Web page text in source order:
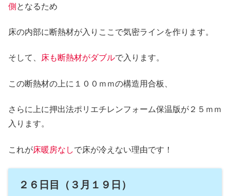
側 となるため
床の内部に断熱材が入りここで気密ラインを作ります。
そして、 床も断熱材がダブルで入ります。
この断熱材の上に１００ｍｍの構造用合板、
さらに上に押出法ポリエチレンフォーム保温版が２５ｍｍ
入ります。
これが床暖房なしで床が冷えない理由です！
２６日目（３月１９日）